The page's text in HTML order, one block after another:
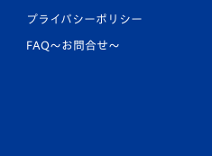
プライバシーポリシー
FAQ〜お問合せ〜